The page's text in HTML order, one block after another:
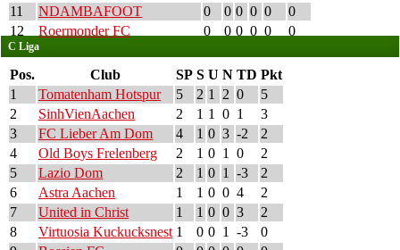
11
NDAMBAFOOT 0 0 0 0 0
0
12
Roermonder FC 0 0 0 0 0 0
C Liga
Pos. Club SP S U N TD Pkt
1
Tomatenham Hotspur 5 2 1 2 0
5
2
SinhVienAachen 2 1 1 0 1
3
3
FC Lieber Am Dom 4 1 0 3 -2
2
4
Old Boys Frelenberg 2 1 0 1 0
2
5
Lazio Dom 2 1 0 1 -3
2
6
Astra Aachen 1 1 0 0 4
2
7
United in Christ 1 1 0 0 3
2
8
Virtuosia Kuckucksnest 1 0 0 1 -3
0